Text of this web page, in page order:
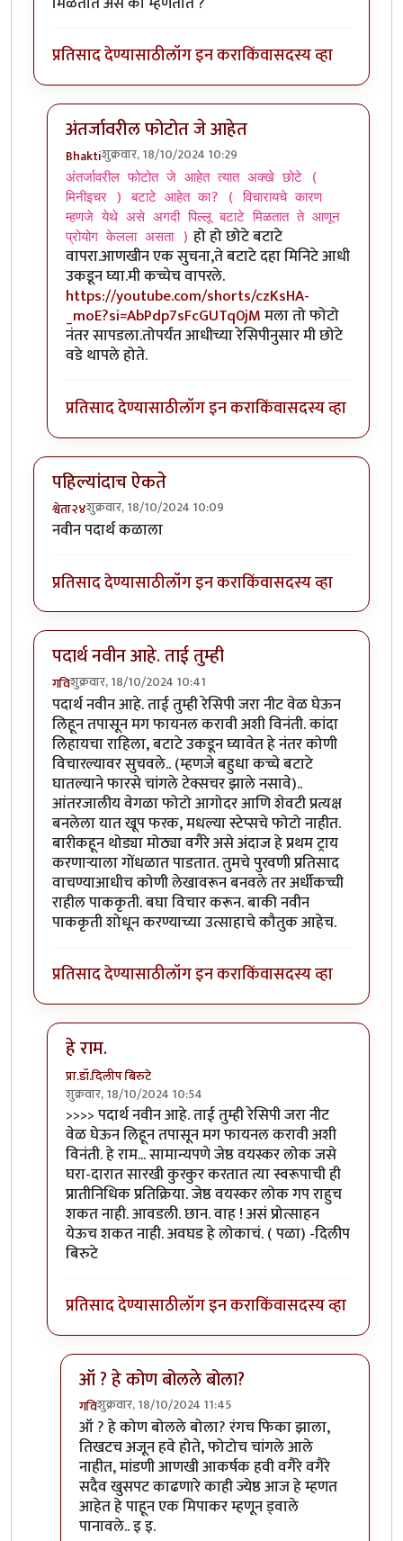
प्रतिसाद देण्यासाठीलॉग इन कराकिंवासदस्य व्हा
अंतर्जावरील फोटोत जे आहेत
Bhaktiशुक्रवार, 18/10/2024 10:29
In reply toभक्तीजी तुम्ही FOOD FATAFAT by
अंतर्जावरील फोटोत जे आहेत त्यात अक्खे छोटे (
मिनीइचर ) बटाटे आहेत का? ( विचारायचे कारण
म्हणजे येथे असे अगदी पिल्लू बटाटे मिळतात ते आणून
प्रोयोग केलला असता ) हो हो छोटे बटाटे
वापरा.आणखीन एक सुचना,ते बटाटे दहा मिनिटे आधी
उकडून घ्या.मी कच्चेच वापरले.
https://youtube.com/shorts/czKsHA-
_moE?si=AbPdp7sFcGUTq0jMमला तो फोटो
नंतर सापडला.तोपर्यंत आधीच्या रेसिपीनुसार मी छोटे
वडे थापले होते.
प्रतिसाद देण्यासाठीलॉग इन कराकिंवासदस्य व्हा
पहिल्यांदाच ऐकते
श्वेता२४शुक्रवार, 18/10/2024 10:09
नवीन पदार्थ कळाला
प्रतिसाद देण्यासाठीलॉग इन कराकिंवासदस्य व्हा
पदार्थ नवीन आहे. ताई तुम्ही
गविशुक्रवार, 18/10/2024 10:41
पदार्थ नवीन आहे. ताई तुम्ही रेसिपी जरा नीट वेळ घेऊन
लिहून तपासून मग फायनल करावी अशी विनंती. कांदा
लिहायचा राहिला, बटाटे उकडून घ्यावेत हे नंतर कोणी
विचारल्यावर सुचवले.. (म्हणजे बहुधा कच्चे बटाटे
घातल्याने फारसे चांगले टेक्सचर झाले नसावे)..
आंतरजालीय वेगळा फोटो आगोदर आणि शेवटी प्रत्यक्ष
बनलेला यात खूप फरक, मधल्या स्टेप्सचे फोटो नाहीत.
बारीकहून थोड्या मोठ्या वगैरे असे अंदाज हे प्रथम ट्राय
करणाऱ्याला गोंधळात पाडतात. तुमचे पुरवणी प्रतिसाद
वाचण्याआधीच कोणी लेखावरून बनवले तर अर्धीकच्ची
राहील पाककृती. बघा विचार करून. बाकी नवीन
पाककृती शोधून करण्याच्या उत्साहाचे कौतुक आहेच.
प्रतिसाद देण्यासाठीलॉग इन कराकिंवासदस्य व्हा
हे राम.
प्रा.डॉ.दिलीप बिरुटे
शुक्रवार, 18/10/2024 10:54
In reply toपदार्थ नवीन आहे. ताई तुम्हीbyगवि
>>>> पदार्थ नवीन आहे. ताई तुम्ही रेसिपी जरा नीट
वेळ घेऊन लिहून तपासून मग फायनल करावी अशी
विनंती. हे राम... सामान्यपणे जेष्ठ वयस्कर लोक जसे
घरा-दारात सारखी कुरकुर करतात त्या स्वरूपाची ही
प्रातीनिधिक प्रतिक्रिया. जेष्ठ वयस्कर लोक गप राहुच
शकत नाही. आवडली. छान. वाह ! असं प्रोत्साहन
येऊच शकत नाही. अवघड हे लोकाचं. ( पळा) -दिलीप
बिरुटे
प्रतिसाद देण्यासाठीलॉग इन कराकिंवासदस्य व्हा
ऑ ? हे कोण बोलले बोला?
गविशुक्रवार, 18/10/2024 11:45
In reply toहे राम.byप्रा.डॉ.दिलीप बिरुटे
ऑ ? हे कोण बोलले बोला? रंगच फिका झाला,
तिखटच अजून हवे होते, फोटोच चांगले आले
नाहीत, मांडणी आणखी आकर्षक हवी वगैरे वगैरे
सदैव खुसपट काढणारे काही ज्येष्ठ आज हे म्हणत
आहेत हे पाहून एक मिपाकर म्हणून ड्वाले
पानावले.. इ इ.